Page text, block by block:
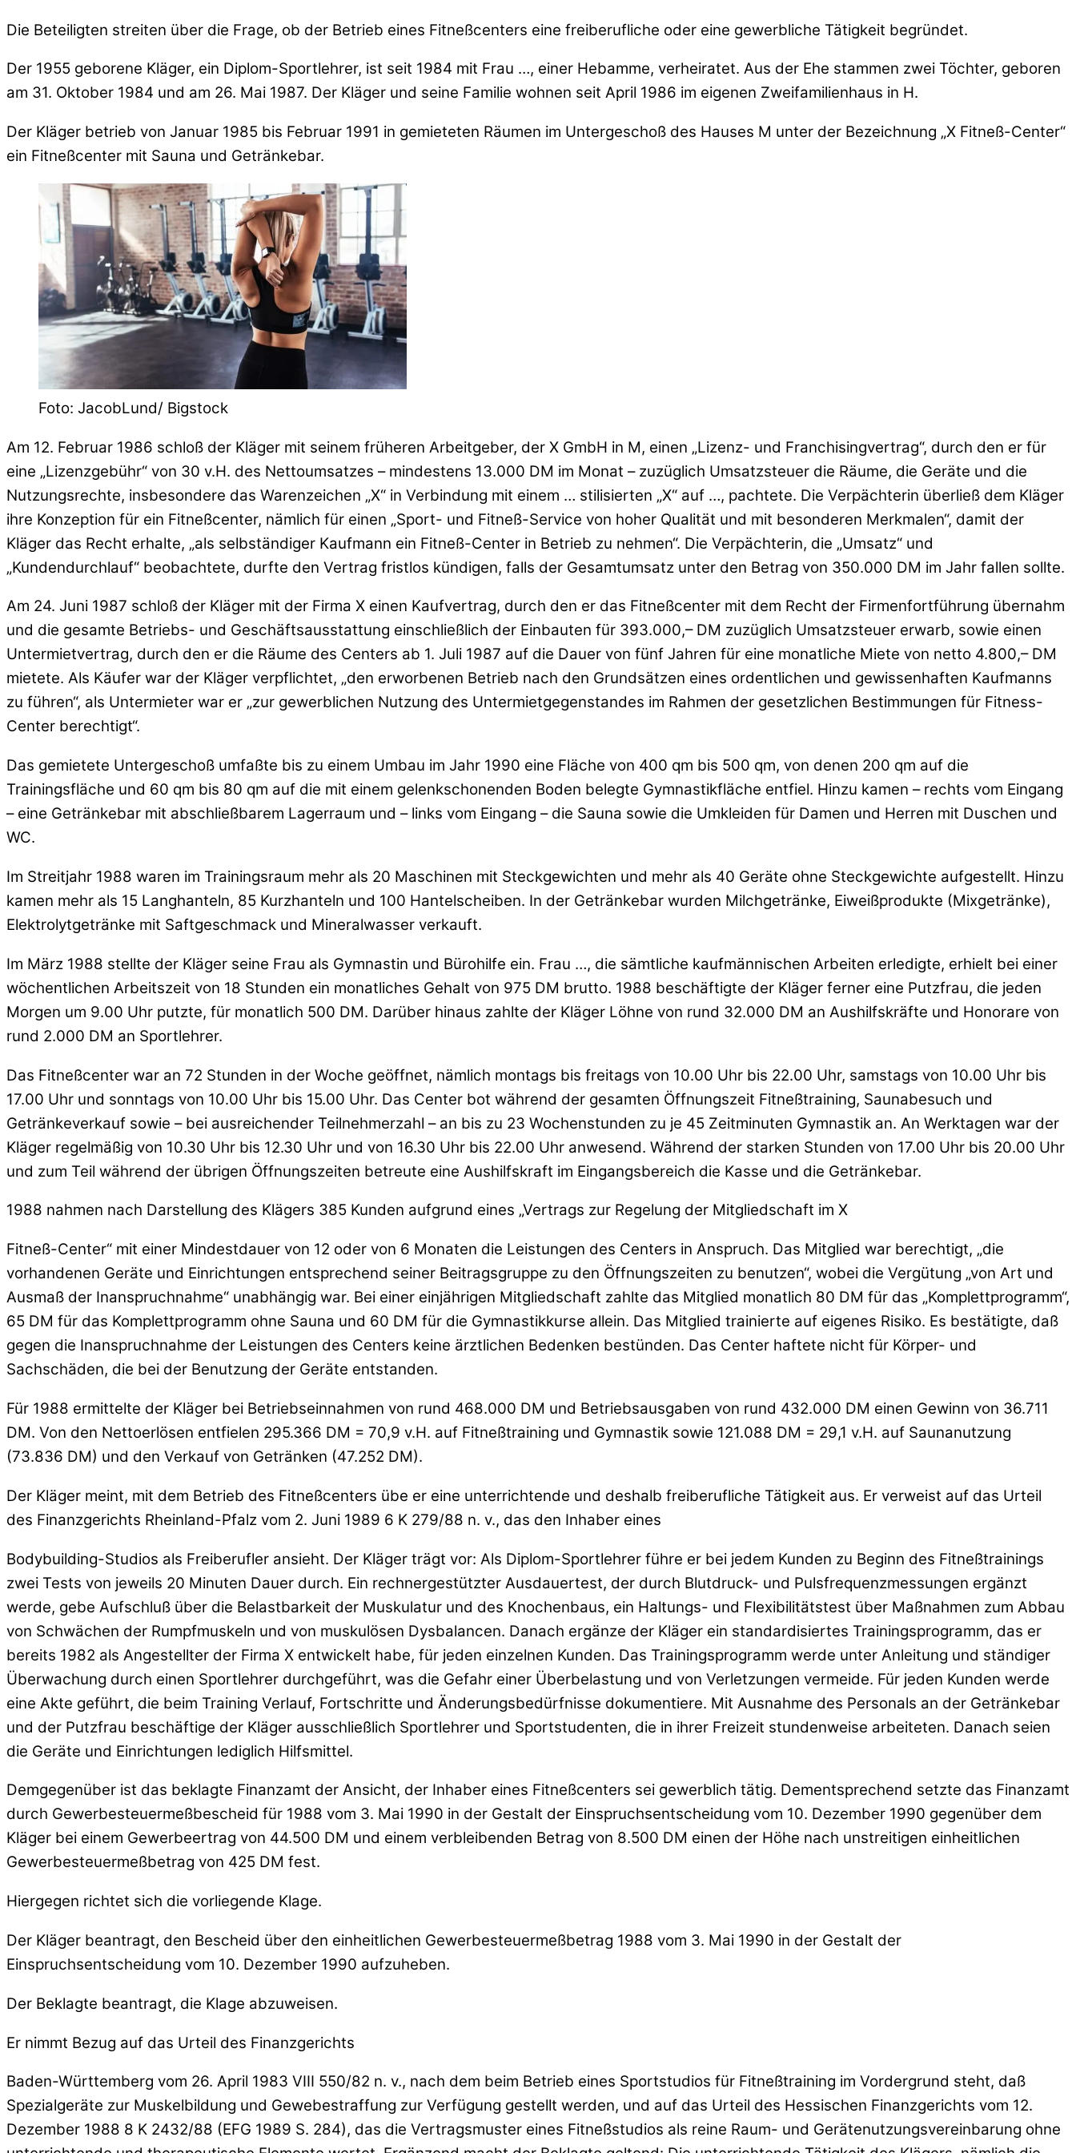
Die Beteiligten streiten über die Frage, ob der Betrieb eines Fitneßcenters eine freiberufliche oder eine gewerbliche Tätigkeit begründet.
Der 1955 geborene Kläger, ein Diplom-Sportlehrer, ist seit 1984 mit Frau …, einer Hebamme, verheiratet. Aus der Ehe stammen zwei Töchter, geboren
am 31. Oktober 1984 und am 26. Mai 1987. Der Kläger und seine Familie wohnen seit April 1986 im eigenen Zweifamilienhaus in H.
Der Kläger betrieb von Januar 1985 bis Februar 1991 in gemieteten Räumen im Untergeschoß des Hauses M unter der Bezeichnung „X Fitneß-Center“
ein Fitneßcenter mit Sauna und Getränkebar.
Foto: JacobLund/ Bigstock
Am 12. Februar 1986 schloß der Kläger mit seinem früheren Arbeitgeber, der X GmbH in M, einen „Lizenz- und Franchisingvertrag“, durch den er für
eine „Lizenzgebühr“ von 30 v.H. des Nettoumsatzes – mindestens 13.000 DM im Monat – zuzüglich Umsatzsteuer die Räume, die Geräte und die
Nutzungsrechte, insbesondere das Warenzeichen „X“ in Verbindung mit einem … stilisierten „X“ auf …, pachtete. Die Verpächterin überließ dem Kläger
ihre Konzeption für ein Fitneßcenter, nämlich für einen „Sport- und Fitneß-Service von hoher Qualität und mit besonderen Merkmalen“, damit der
Kläger das Recht erhalte, „als selbständiger Kaufmann ein Fitneß-Center in Betrieb zu nehmen“. Die Verpächterin, die „Umsatz“ und
„Kundendurchlauf“ beobachtete, durfte den Vertrag fristlos kündigen, falls der Gesamtumsatz unter den Betrag von 350.000 DM im Jahr fallen sollte.
Am 24. Juni 1987 schloß der Kläger mit der Firma X einen Kaufvertrag, durch den er das Fitneßcenter mit dem Recht der Firmenfortführung übernahm
und die gesamte Betriebs- und Geschäftsausstattung einschließlich der Einbauten für 393.000,– DM zuzüglich Umsatzsteuer erwarb, sowie einen
Untermietvertrag, durch den er die Räume des Centers ab 1. Juli 1987 auf die Dauer von fünf Jahren für eine monatliche Miete von netto 4.800,– DM
mietete. Als Käufer war der Kläger verpflichtet, „den erworbenen Betrieb nach den Grundsätzen eines ordentlichen und gewissenhaften Kaufmanns
zu führen“, als Untermieter war er „zur gewerblichen Nutzung des Untermietgegenstandes im Rahmen der gesetzlichen Bestimmungen für Fitness-
Center berechtigt“.
Das gemietete Untergeschoß umfaßte bis zu einem Umbau im Jahr 1990 eine Fläche von 400 qm bis 500 qm, von denen 200 qm auf die
Trainingsfläche und 60 qm bis 80 qm auf die mit einem gelenkschonenden Boden belegte Gymnastikfläche entfiel. Hinzu kamen – rechts vom Eingang
– eine Getränkebar mit abschließbarem Lagerraum und – links vom Eingang – die Sauna sowie die Umkleiden für Damen und Herren mit Duschen und
WC.
Im Streitjahr 1988 waren im Trainingsraum mehr als 20 Maschinen mit Steckgewichten und mehr als 40 Geräte ohne Steckgewichte aufgestellt. Hinzu
kamen mehr als 15 Langhanteln, 85 Kurzhanteln und 100 Hantelscheiben. In der Getränkebar wurden Milchgetränke, Eiweißprodukte (Mixgetränke),
Elektrolytgetränke mit Saftgeschmack und Mineralwasser verkauft.
Im März 1988 stellte der Kläger seine Frau als Gymnastin und Bürohilfe ein. Frau …, die sämtliche kaufmännischen Arbeiten erledigte, erhielt bei einer
wöchentlichen Arbeitszeit von 18 Stunden ein monatliches Gehalt von 975 DM brutto. 1988 beschäftigte der Kläger ferner eine Putzfrau, die jeden
Morgen um 9.00 Uhr putzte, für monatlich 500 DM. Darüber hinaus zahlte der Kläger Löhne von rund 32.000 DM an Aushilfskräfte und Honorare von
rund 2.000 DM an Sportlehrer.
Das Fitneßcenter war an 72 Stunden in der Woche geöffnet, nämlich montags bis freitags von 10.00 Uhr bis 22.00 Uhr, samstags von 10.00 Uhr bis
17.00 Uhr und sonntags von 10.00 Uhr bis 15.00 Uhr. Das Center bot während der gesamten Öffnungszeit Fitneßtraining, Saunabesuch und
Getränkeverkauf sowie – bei ausreichender Teilnehmerzahl – an bis zu 23 Wochenstunden zu je 45 Zeitminuten Gymnastik an. An Werktagen war der
Kläger regelmäßig von 10.30 Uhr bis 12.30 Uhr und von 16.30 Uhr bis 22.00 Uhr anwesend. Während der starken Stunden von 17.00 Uhr bis 20.00 Uhr
und zum Teil während der übrigen Öffnungszeiten betreute eine Aushilfskraft im Eingangsbereich die Kasse und die Getränkebar.
1988 nahmen nach Darstellung des Klägers 385 Kunden aufgrund eines „Vertrags zur Regelung der Mitgliedschaft im X
Fitneß-Center“ mit einer Mindestdauer von 12 oder von 6 Monaten die Leistungen des Centers in Anspruch. Das Mitglied war berechtigt, „die
vorhandenen Geräte und Einrichtungen entsprechend seiner Beitragsgruppe zu den Öffnungszeiten zu benutzen“, wobei die Vergütung „von Art und
Ausmaß der Inanspruchnahme“ unabhängig war. Bei einer einjährigen Mitgliedschaft zahlte das Mitglied monatlich 80 DM für das „Komplettprogramm“,
65 DM für das Komplettprogramm ohne Sauna und 60 DM für die Gymnastikkurse allein. Das Mitglied trainierte auf eigenes Risiko. Es bestätigte, daß
gegen die Inanspruchnahme der Leistungen des Centers keine ärztlichen Bedenken bestünden. Das Center haftete nicht für Körper- und
Sachschäden, die bei der Benutzung der Geräte entstanden.
Für 1988 ermittelte der Kläger bei Betriebseinnahmen von rund 468.000 DM und Betriebsausgaben von rund 432.000 DM einen Gewinn von 36.711
DM. Von den Nettoerlösen entfielen 295.366 DM = 70,9 v.H. auf Fitneßtraining und Gymnastik sowie 121.088 DM = 29,1 v.H. auf Saunanutzung
(73.836 DM) und den Verkauf von Getränken (47.252 DM).
Der Kläger meint, mit dem Betrieb des Fitneßcenters übe er eine unterrichtende und deshalb freiberufliche Tätigkeit aus. Er verweist auf das Urteil
des Finanzgerichts Rheinland-Pfalz vom 2. Juni 1989 6 K 279/88 n. v., das den Inhaber eines
Bodybuilding-Studios als Freiberufler ansieht. Der Kläger trägt vor: Als Diplom-Sportlehrer führe er bei jedem Kunden zu Beginn des Fitneßtrainings
zwei Tests von jeweils 20 Minuten Dauer durch. Ein rechnergestützter Ausdauertest, der durch Blutdruck- und Pulsfrequenzmessungen ergänzt
werde, gebe Aufschluß über die Belastbarkeit der Muskulatur und des Knochenbaus, ein Haltungs- und Flexibilitätstest über Maßnahmen zum Abbau
von Schwächen der Rumpfmuskeln und von muskulösen Dysbalancen. Danach ergänze der Kläger ein standardisiertes Trainingsprogramm, das er
bereits 1982 als Angestellter der Firma X entwickelt habe, für jeden einzelnen Kunden. Das Trainingsprogramm werde unter Anleitung und ständiger
Überwachung durch einen Sportlehrer durchgeführt, was die Gefahr einer Überbelastung und von Verletzungen vermeide. Für jeden Kunden werde
eine Akte geführt, die beim Training Verlauf, Fortschritte und Änderungsbedürfnisse dokumentiere. Mit Ausnahme des Personals an der Getränkebar
und der Putzfrau beschäftige der Kläger ausschließlich Sportlehrer und Sportstudenten, die in ihrer Freizeit stundenweise arbeiteten. Danach seien
die Geräte und Einrichtungen lediglich Hilfsmittel.
Demgegenüber ist das beklagte Finanzamt der Ansicht, der Inhaber eines Fitneßcenters sei gewerblich tätig. Dementsprechend setzte das Finanzamt
durch Gewerbesteuermeßbescheid für 1988 vom 3. Mai 1990 in der Gestalt der Einspruchsentscheidung vom 10. Dezember 1990 gegenüber dem
Kläger bei einem Gewerbeertrag von 44.500 DM und einem verbleibenden Betrag von 8.500 DM einen der Höhe nach unstreitigen einheitlichen
Gewerbesteuermeßbetrag von 425 DM fest.
Hiergegen richtet sich die vorliegende Klage.
Der Kläger beantragt, den Bescheid über den einheitlichen Gewerbesteuermeßbetrag 1988 vom 3. Mai 1990 in der Gestalt der
Einspruchsentscheidung vom 10. Dezember 1990 aufzuheben.
Der Beklagte beantragt, die Klage abzuweisen.
Er nimmt Bezug auf das Urteil des Finanzgerichts
Baden-Württemberg vom 26. April 1983 VIII 550/82 n. v., nach dem beim Betrieb eines Sportstudios für Fitneßtraining im Vordergrund steht, daß
Spezialgeräte zur Muskelbildung und Gewebestraffung zur Verfügung gestellt werden, und auf das Urteil des Hessischen Finanzgerichts vom 12.
Dezember 1988 8 K 2432/88 (EFG 1989 S. 284), das die Vertragsmuster eines Fitneßstudios als reine Raum- und Gerätenutzungsvereinbarung ohne